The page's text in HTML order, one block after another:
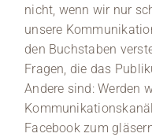
nicht, wenn wir nur
unsere
den Buchstaben
Fragen, die das
Andere sind: Werden
Facebook zum